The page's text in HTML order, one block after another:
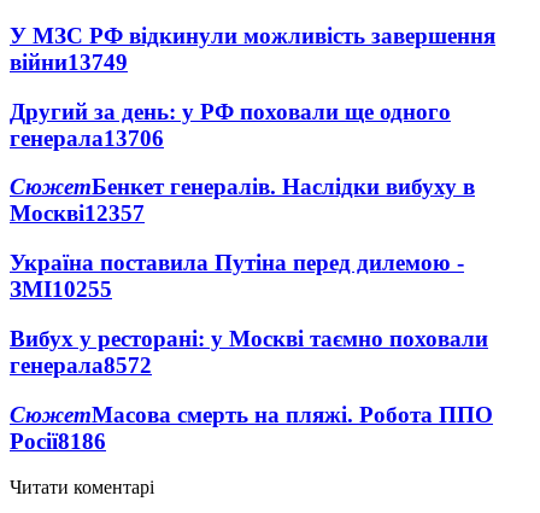
У МЗС РФ відкинули можливість завершення
війни13749
Другий за день: у РФ поховали ще одного
генерала13706
СюжетБенкет генералів. Наслідки вибуху в
Москві12357
Україна поставила Путіна перед дилемою -
ЗМІ10255
Вибух у ресторані: у Москві таємно поховали
генерала8572
СюжетМасова смерть на пляжі. Робота ППО
Росії8186
Читати коментарі